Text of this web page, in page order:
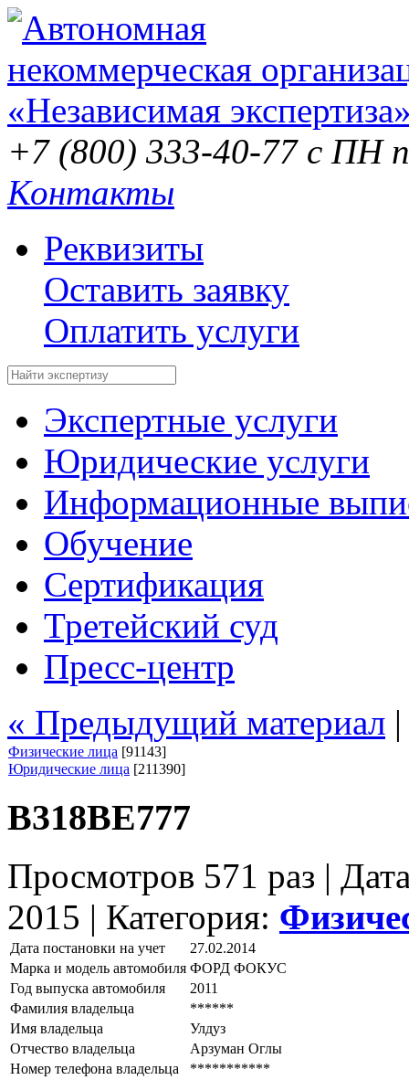
+7 (800) 333-40-77 с ПН
Контакты
Реквизиты
Оставить заявку
Оплатить услуги
Экспертные услуги
Юридические услуги
Информационные
Обучение
Сертификация
Третейский суд
Пресс-центр
« Предыдущий материал
Физические лица [91143]
Юридические лица [211390]
В318ВЕ777
Просмотров 571 раз |
2015 | Категория:
Дата постановки на учет
27.02.2014
Марка и модель автомобиля ФОРД ФОКУС
Год выпуска автомобиля
2011
Фамилия владельца
******
Имя владельца
Улдуз
Отчество владельца
Арзуман Оглы
Номер телефона владельца
***********